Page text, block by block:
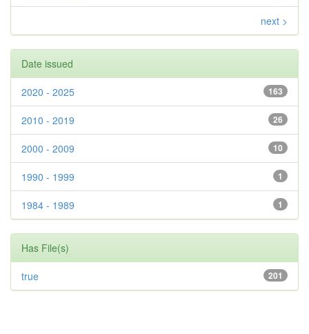
next >
Date issued
163
2020 - 2025
26
2010 - 2019
10
2000 - 2009
1
1990 - 1999
1
1984 - 1989
Has File(s)
201
true